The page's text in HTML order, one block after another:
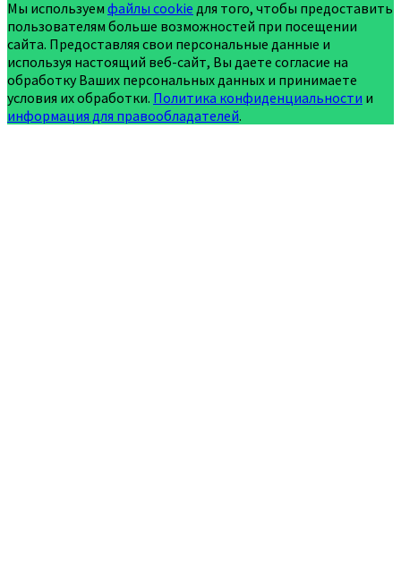
Мы используем файлы cookie для того, чтобы предоставить
пользователям больше возможностей при посещении
сайта. Предоставляя свои персональные данные и
используя настоящий веб-сайт, Вы даете согласие на
обработку Ваших персональных данных и принимаете
условия их обработки. Политика конфиденциальности и
информация для правообладателей.